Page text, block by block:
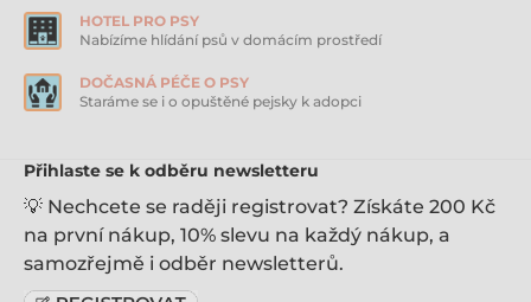
HOTEL PRO PSY
Nabízíme hlídání psů v domácím prostředí
DOČASNÁ PÉČE O PSY
Staráme se i o opuštěné pejsky k adopci
Přihlaste se k odběru newsletteru
💡 Nechcete se raději registrovat? Získáte 200 Kč
na první nákup, 10% slevu na každý nákup, a
samozřejmě i odběr newsletterů.